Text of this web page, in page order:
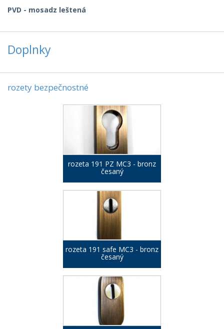
PVD - mosadz leštená
Doplnky
rozety bezpečnostné
rozeta 191 PZ MC3 - bronz
česaný
rozeta 191 safe MC3 - bronz
česaný